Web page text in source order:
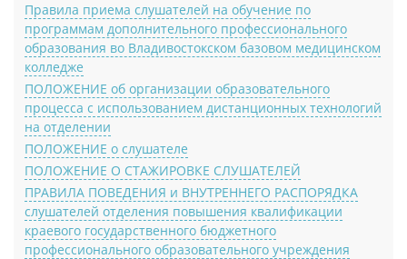
Правила приема слушателей на обучение по
программам дополнительного профессионального
образования во Владивостокском базовом медицинском
колледже
ПОЛОЖЕНИЕ об организации образовательного
процесса с использованием дистанционных технологий
на отделении
ПОЛОЖЕНИЕ о слушателе
ПОЛОЖЕНИЕ О СТАЖИРОВКЕ СЛУШАТЕЛЕЙ
ПРАВИЛА ПОВЕДЕНИЯ и ВНУТРЕННЕГО РАСПОРЯДКА
слушателей отделения повышения квалификации
краевого государственного бюджетного
профессионального образовательного учреждения